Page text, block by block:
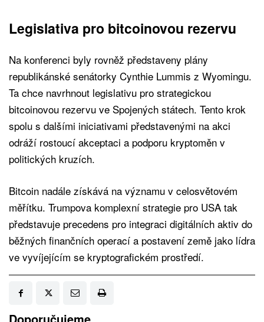
Legislativa pro bitcoinovou rezervu
Na konferenci byly rovněž představeny plány
republikánské senátorky Cynthie Lummis z Wyomingu.
Ta chce navrhnout legislativu pro strategickou
bitcoinovou rezervu ve Spojených státech. Tento krok
spolu s dalšími iniciativami představenými na akci
odráží rostoucí akceptaci a podporu kryptoměn v
politických kruzích.
Bitcoin nadále získává na významu v celosvětovém
měřítku. Trumpova komplexní strategie pro USA tak
představuje precedens pro integraci digitálních aktiv do
běžných finančních operací a postavení země jako lídra
ve vyvíjejícím se kryptografickém prostředí.